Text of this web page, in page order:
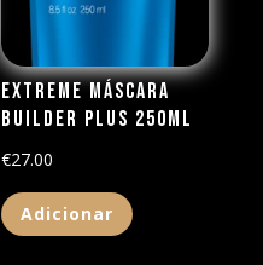
Extreme Máscara
Builder Plus 250ML
€27.00
Adicionar